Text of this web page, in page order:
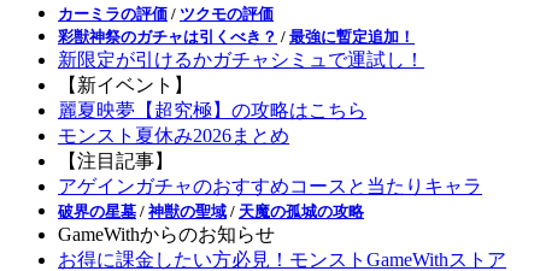
カーミラの評価 / ツクモの評価
彩獣神祭のガチャは引くべき？ / 最強に暫定追加！
新限定が引けるかガチャシミュで運試し！
【新イベント】
麗夏映夢【超究極】の攻略はこちら
モンスト夏休み2026まとめ
【注目記事】
アゲインガチャのおすすめコースと当たりキャラ
破界の星墓 / 神獣の聖域 / 天魔の孤城の攻略
GameWithからのお知らせ
お得に課金したい方必見！モンストGameWithストア